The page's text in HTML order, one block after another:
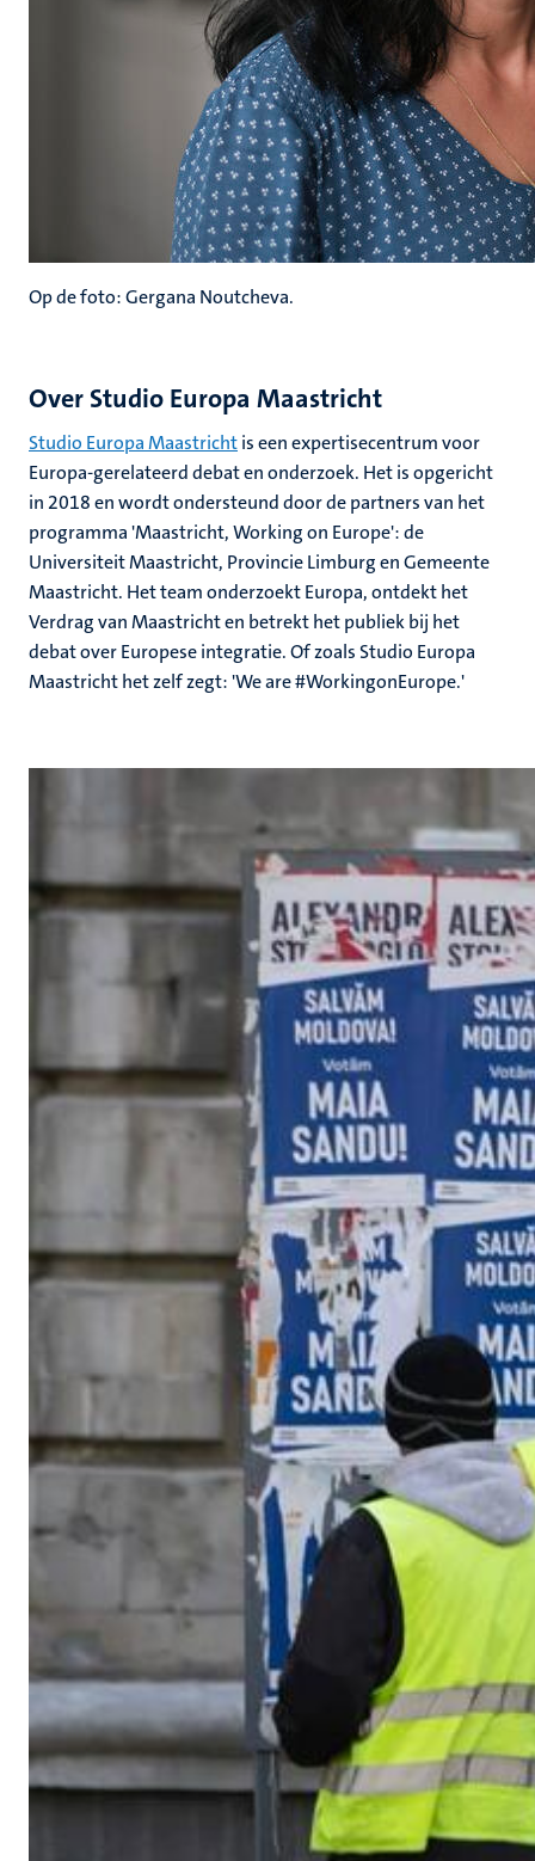
Op de foto: Gergana Noutcheva.
Over Studio Europa Maastricht
Studio Europa Maastrichtis een expertisecentrum voor
Europa-gerelateerd debat en onderzoek. Het is opgericht
in 2018 en wordt ondersteund door de partners van het
programma 'Maastricht, Working on Europe': de
Universiteit Maastricht, Provincie Limburg en Gemeente
Maastricht. Het team onderzoekt Europa, ontdekt het
Verdrag van Maastricht en betrekt het publiek bij het
debat over Europese integratie. Of zoals Studio Europa
Maastricht het zelf zegt: 'We are #WorkingonEurope.'